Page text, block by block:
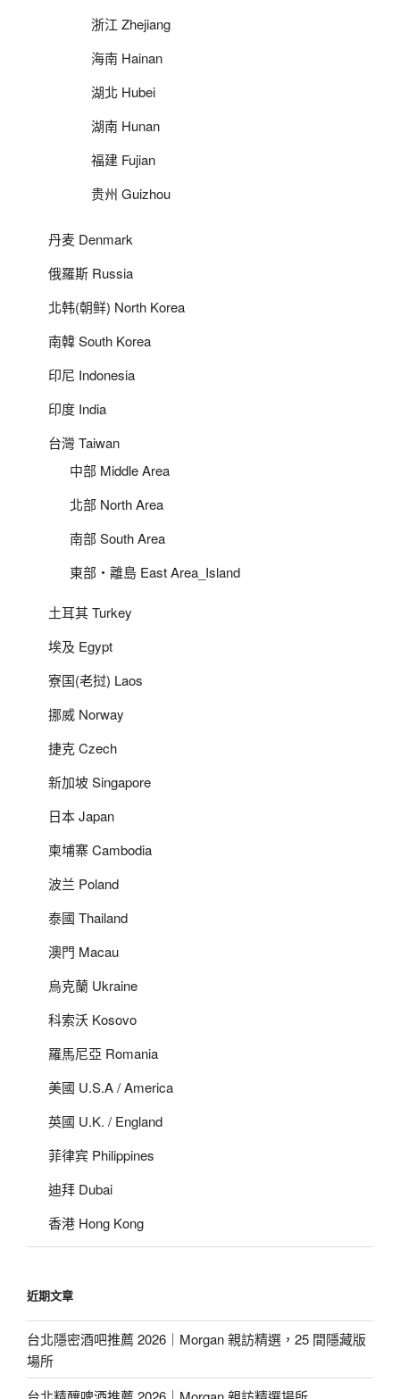
浙江 Zhejiang
海南 Hainan
湖北 Hubei
湖南 Hunan
福建 Fujian
贵州 Guizhou
丹麦 Denmark
俄羅斯 Russia
北韩(朝鲜) North Korea
南韓 South Korea
印尼 Indonesia
印度 India
台灣 Taiwan
中部 Middle Area
北部 North Area
南部 South Area
東部‧離島 East Area_Island
土耳其 Turkey
埃及 Egypt
寮国(老挝) Laos
挪威 Norway
捷克 Czech
新加坡 Singapore
日本 Japan
柬埔寨 Cambodia
波兰 Poland
泰國 Thailand
澳門 Macau
烏克蘭 Ukraine
科索沃 Kosovo
羅馬尼亞 Romania
美國 U.S.A / America
英國 U.K. / England
菲律宾 Philippines
迪拜 Dubai
香港 Hong Kong
近期文章
台北隱密酒吧推薦 2026｜Morgan 親訪精選，25 間隱藏版
場所